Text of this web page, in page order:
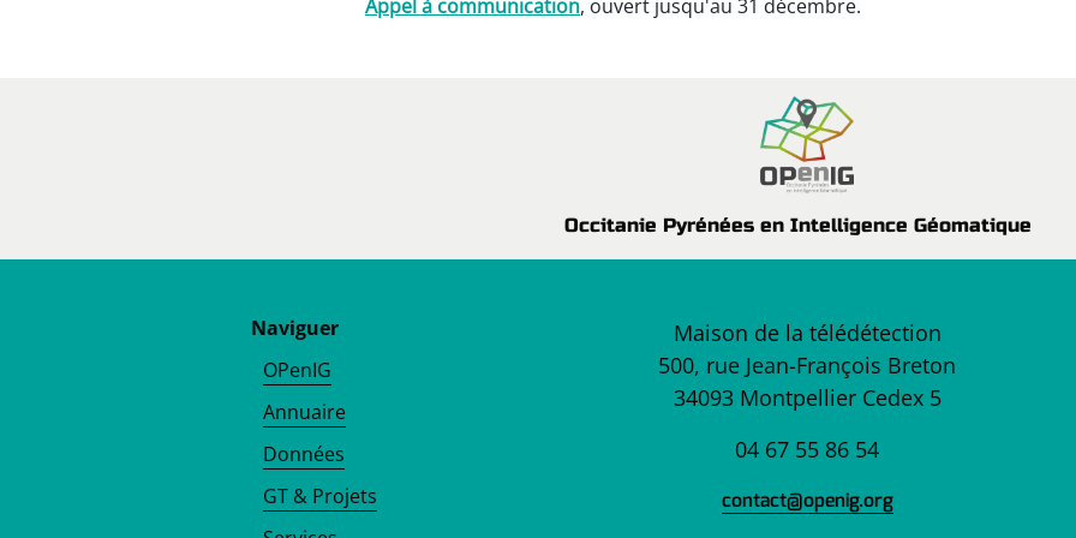
Appel à communication, ouvert jusqu'au 31 décembre.
Occitanie Pyrénées en Intelligence Géomatique
Naviguer
OPenIG
Annuaire
Données
GT & Projets
Maison de la télédétection
500, rue Jean-François Breton
34093 Montpellier Cedex 5
04 67 55 86 54
contact@openig.org